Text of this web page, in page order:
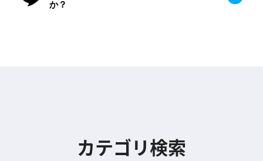
か？
カテゴリ検索